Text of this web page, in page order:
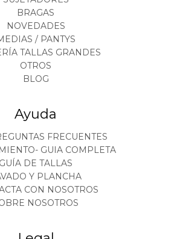
BRAGAS
NOVEDADES
/ PANTYS
TALLAS GRANDES
OTROS
BLOG
Ayuda
FRECUENTES
GUIA COMPLETA
GUÍA DE TALLAS
Y PLANCHA
CON NOSOTROS
NOSOTROS